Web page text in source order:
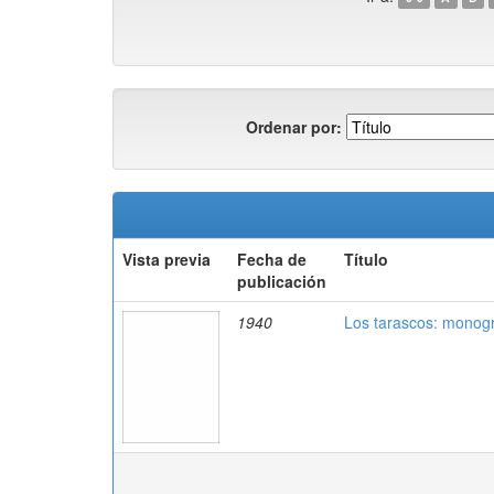
Ordenar por:
Vista previa
Fecha de
publicación
Título
1940 Los tarascos: